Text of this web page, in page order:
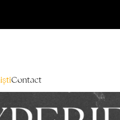
Contact